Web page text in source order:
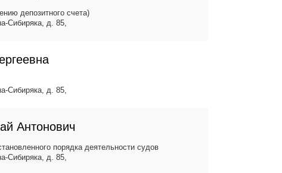
депозитного счета)
Сибиряка, д. 85,
Сибиряка, д. 85,
Антонович
порядка деятельности судов
Сибиряка, д. 85,